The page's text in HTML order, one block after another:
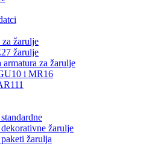
žarulje
žarulje
armatura za žarulje
i MR16
žarulje
žarulja